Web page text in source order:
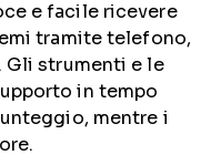
e facile ricevere
tramite telefono,
Gli strumenti e le
in tempo
mentre i